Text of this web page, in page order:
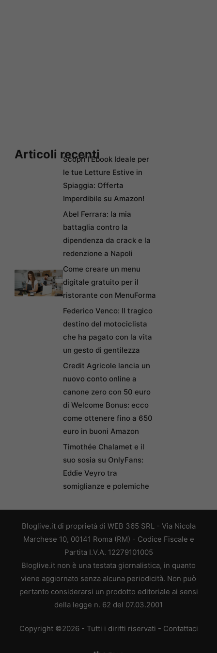
Articoli recentiScopri l’Ebook Ideale per
le tue Letture Estive in
Spiaggia: Offerta
Imperdibile su Amazon!
Abel Ferrara: la mia
battaglia contro la
dipendenza da crack e la
redenzione a Napoli
Come creare un menu
digitale gratuito per il
ristorante con MenuForma
Federico Venco: Il tragico
destino del motociclista
che ha pagato con la vita
un gesto di gentilezza
Credit Agricole lancia un
nuovo conto online a
canone zero con 50 euro
di Welcome Bonus: ecco
come ottenere fino a 650
euro in buoni Amazon
Timothée Chalamet e il
suo sosia su OnlyFans:
Eddie Veyro tra
somiglianze e polemiche
Bloglive.it di proprietà di WEB 365 SRL - Via Nicola
Marchese 10, 00141 Roma (RM) - Codice Fiscale e
Partita I.V.A. 12279101005
Bloglive.it non è una testata giornalistica, in quanto
viene aggiornato senza alcuna periodicità. Non può
pertanto considerarsi un prodotto editoriale ai sensi
della legge n. 62 del 07.03.2001
Copyright ©2026 - Tutti i diritti riservati - Contattaci